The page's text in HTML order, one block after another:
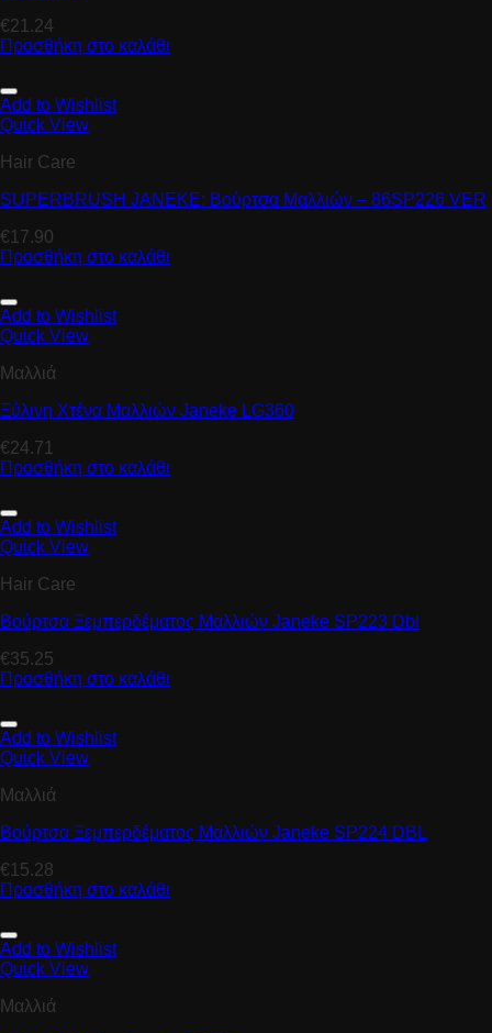
€21.24
Προσθήκη στο καλάθι
Add to Wishlist
Quick View
Hair Care
SUPERBRUSH JANEKE: Βούρτσα Μαλλιών – 86SP226 VER
€17.90
Προσθήκη στο καλάθι
Add to Wishlist
Quick View
Μαλλιά
Ξύλινη Χτένα Μαλλιών Janeke LG360
€24.71
Προσθήκη στο καλάθι
Add to Wishlist
Quick View
Hair Care
Βούρτσα Ξεμπερδέματος Μαλλιών Janeke SP223 Dbl
€35.25
Προσθήκη στο καλάθι
Add to Wishlist
Quick View
Μαλλιά
Βούρτσα Ξεμπερδέματος Μαλλιών Janeke SP224 DBL
€15.28
Προσθήκη στο καλάθι
Add to Wishlist
Quick View
Μαλλιά